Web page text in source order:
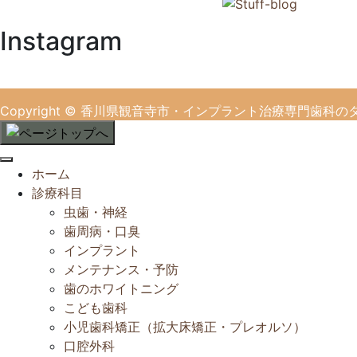
Instagram
Copyright © 香川県観音寺市・インプラント治療専門歯科の
ホーム
診療科目
虫歯・神経
歯周病・口臭
インプラント
メンテナンス・予防
歯のホワイトニング
こども歯科
小児歯科矯正（拡大床矯正・プレオルソ）
口腔外科